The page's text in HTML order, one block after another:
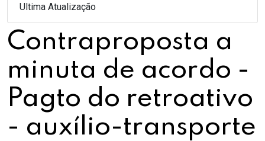
Ultima Atualização
Contraproposta a
minuta de acordo -
Pagto do retroativo
- auxílio-transporte